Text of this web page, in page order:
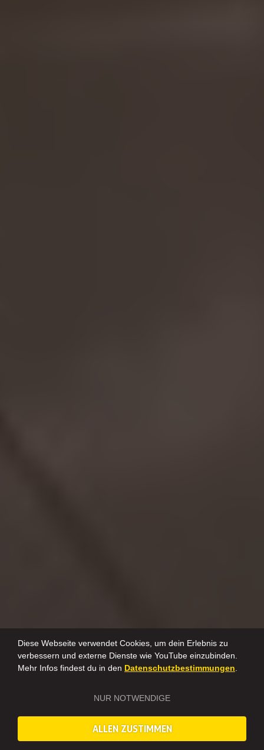
Diese Webseite verwendet Cookies, um dein Erlebnis zu
verbessern und externe Dienste wie YouTube einzubinden.
Mehr Infos findest du in den Datenschutzbestimmungen.
NUR NOTWENDIGE
ALLEN ZUSTIMMEN